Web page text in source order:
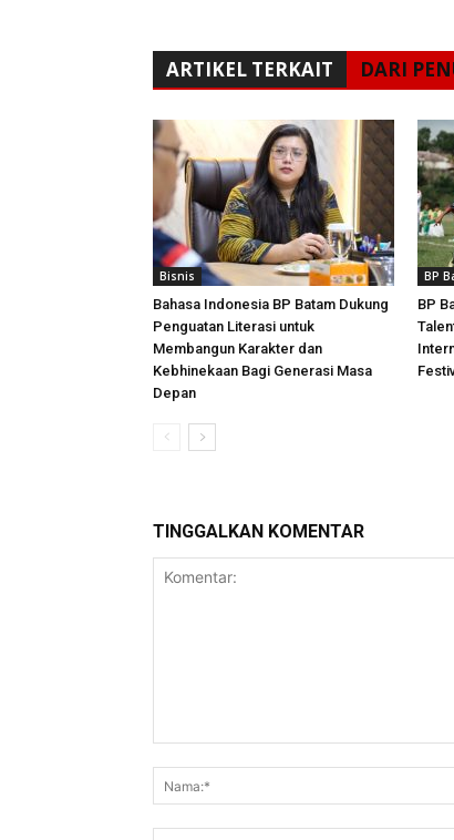
ARTIKEL TERKAIT DARI
Bisnis
Bahasa Indonesia BP Batam Dukung
Penguatan Literasi untuk
Membangun Karakter dan
Kebhinekaan Bagi Generasi Masa
Depan
BP
BP
TINGGALKAN KOMENTAR